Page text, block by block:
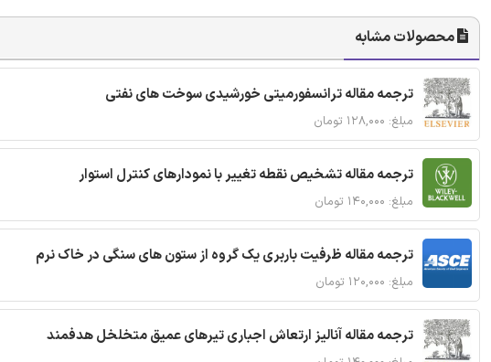
محصولات مشابه
ترجمه مقاله ترانسفورمیتی خورشیدی سوخت های نفتی
مبلغ: ۱۲۸,۰۰۰ تومان
ترجمه مقاله تشخیص نقطه تغییر با نمودارهای کنترل استوار
مبلغ: ۱۴۰,۰۰۰ تومان
ترجمه مقاله ظرفیت باربری یک گروه از ستون های سنگی در خاک نرم
مبلغ: ۱۲۰,۰۰۰ تومان
ترجمه مقاله آنالیز ارتعاش اجباری تیرهای عمیق متخلخل هدفمند